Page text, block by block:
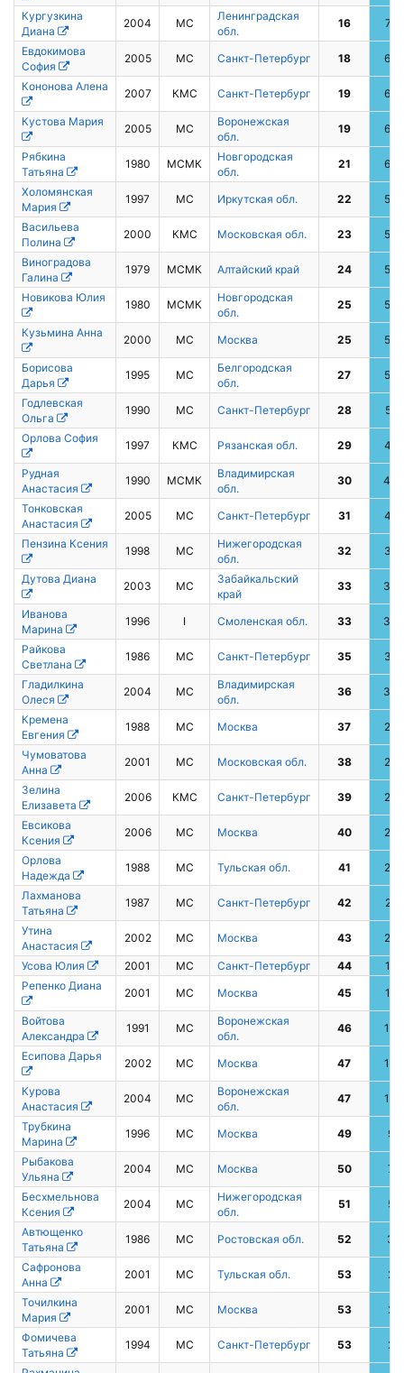
Кургузкина
Диана
2004 МС
Ленинградская
обл.
16 71
Евдокимова
София
2005 МС Санкт-Петербург 18 69
Кононова Алена
2007 КМС Санкт-Петербург 19 64
Кустова Мария
2005 МС
Воронежская
обл.
19 64
Рябкина
Татьяна
1980 МСМК
Новгородская
обл.
21 62
Холомянская
Мария
1997 МС Иркутская обл. 22 59
Васильева
Полина
2000 КМС Московская обл. 23 58
Виноградова
Галина
1979 МСМК Алтайский край 24 57
Новикова Юлия
1980 МСМК
Новгородская
обл.
25 53
Кузьмина Анна
2000 МС Москва 25 53
Борисова
Дарья
1995 МС
Белгородская
обл.
27 52
Годлевская
Ольга
1990 МС Санкт-Петербург 28 51
Орлова София
1997 КМС Рязанская обл. 29 45
Рудная
Анастасия
1990 МСМК
Владимирская
обл.
30 43
Тонковская
Анастасия
2005 МС Санкт-Петербург 31 42
Пензина Ксения
1998 МС
Нижегородская
обл.
32 37
Дутова Диана
2003 МС
Забайкальский
край
33 34
Иванова
Марина
1996 I Смоленская обл. 33 34
Райкова
Светлана
1986 МС Санкт-Петербург 35 32
Гладилкина
Олеся
2004 МС
Владимирская
обл.
36 30
Кремена
Евгения
1988 МС Москва 37 28
Чумоватова
Анна
2001 МС Московская обл. 38 27
Зелина
Елизавета
2006 КМС Санкт-Петербург 39 26
Евсикова
Ксения
2006 МС Москва 40 24
Орлова
Надежда
1988 МС Тульская обл. 41 23
Лахманова
Татьяна
1987 МС Санкт-Петербург 42 21
Утина
Анастасия
2002 МС Москва 43 20
Усова Юлия 2001 МС Санкт-Петербург 44
17
Репенко Диана
2001 МС Москва 45 15
Войтова
Александра
1991 МС
Воронежская
обл.
46 13
Есипова Дарья
2002 МС Москва 47 10
Курова
Анастасия
2004 МС
Воронежская
обл.
47 10
Трубкина
Марина
1996 МС Москва 49 9
Рыбакова
Ульяна
2004 МС Москва 50 7
Бесхмельнова
Ксения
2004 МС
Нижегородская
обл.
51 5
Автющенко
Татьяна
1986 МС Ростовская обл. 52 3
Сафронова
Анна
2001 МС Тульская обл. 53 2
Точилкина
Мария
2001 МС Москва 53 2
Фомичева
Татьяна
1994 МС Санкт-Петербург 53 2